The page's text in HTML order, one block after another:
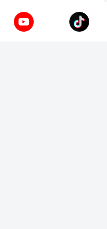
TNHH Home Best Việt Nam
Sapo